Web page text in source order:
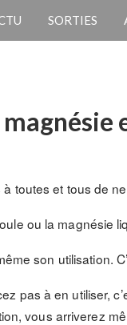
SORTIES
toutes et tous de
ou la magnésie
son utilisation.
pas à en utiliser,
vous arriverez